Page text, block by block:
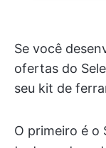
Se você
ofertas do
seu kit de
O primeiro é o